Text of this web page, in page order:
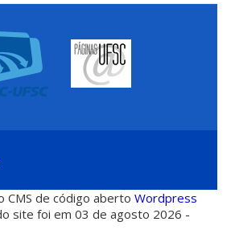
CMS de código abertoWordpress
site foi em 03 de agosto 2026 -